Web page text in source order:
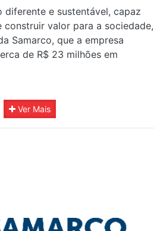
diferente e sustentável, capaz
construir valor para a sociedade,
Samarco, que a empresa
de R$ 23 milhões em
Ver Mais